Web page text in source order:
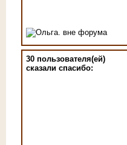
30 пользователя(ей)
сказали cпасибо: